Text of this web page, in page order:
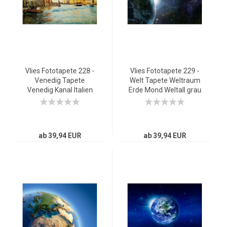
Vlies Fototapete 228 -
Venedig Tapete
Venedig Kanal Italien
Stadt Wasser beige
ab 39,94 EUR
Vlies Fototapete 229 -
Welt Tapete Weltraum
Erde Mond Weltall grau
ab 39,94 EUR